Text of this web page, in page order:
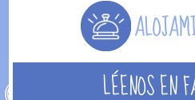
LÉENOS EN